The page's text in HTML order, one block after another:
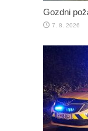
Gozdni
7. 8. 2026